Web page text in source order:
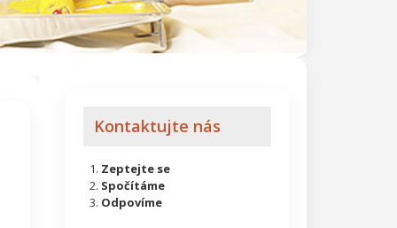
Kontaktujte nás
Zeptejte se
Spočítáme
Odpovíme